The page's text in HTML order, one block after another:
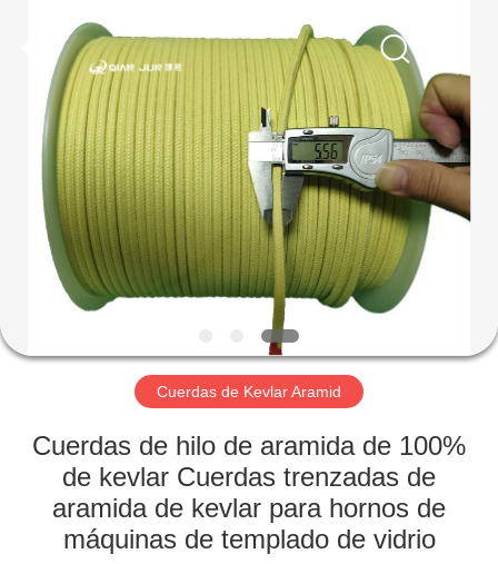
INICIO
PRODUCTOS
SOBRE
NOSOTROS
VISITA
LA
FÁBRICA
CONTROL
Reserved.
Developed
Cuerdas de Kevlar Aramid
Cuerdas de hilo de aramida de 100%
de kevlar Cuerdas trenzadas de
aramida de kevlar para hornos de
máquinas de templado de vidrio